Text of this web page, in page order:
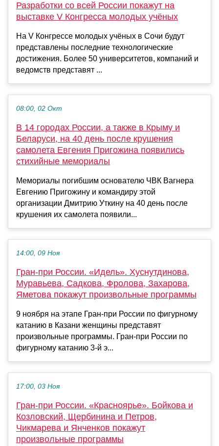
Разработки со всей России покажут на
выставке V Конгресса молодых учёных
На V Конгрессе молодых учёных в Сочи будут
представлены последние технологические
достижения. Более 50 университетов, компаний и
ведомств представят ...
08:00, 02 Окт
В 14 городах России, а также в Крыму и
Беларуси, на 40 день после крушения
самолета Евгения Пригожина появились
стихийные мемориалы
Мемориалы погибшим основателю ЧВК Вагнера
Евгению Пригожину и командиру этой
организации Дмитрию Уткину на 40 день после
крушения их самолета появили...
14:00, 09 Ноя
Гран-при России. «Идель». Хуснутдинова,
Муравьева, Садкова, Фролова, Захарова,
Яметова покажут произвольные программы
9 ноября на этапе Гран-при России по фигурному
катанию в Казани женщины представят
произвольные программы. Гран-при России по
фигурному катанию 3-й э...
17:00, 03 Ноя
Гран-при России. «Красноярье». Бойкова и
Козловский, Щербинина и Петров,
Чикмарева и Янченков покажут
произвольные программы